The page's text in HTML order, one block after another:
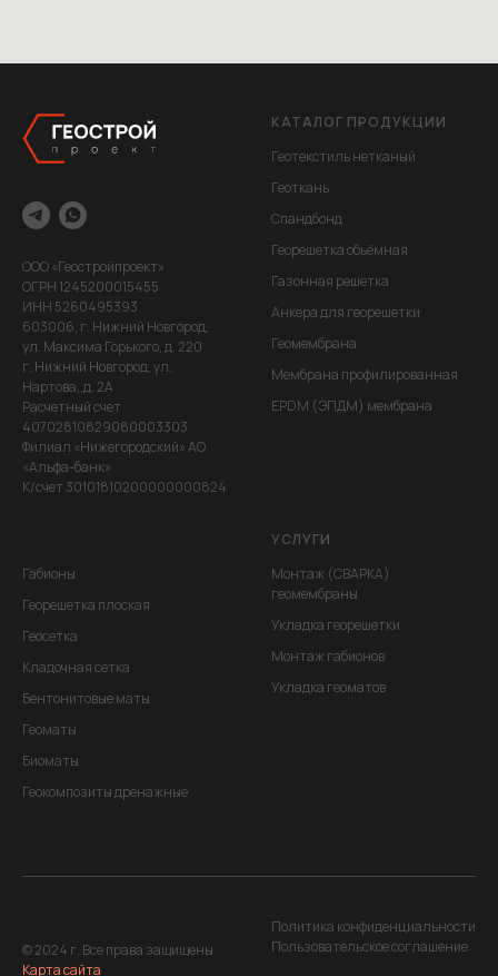
ООО «Геостройпроект»
ОГРН 1245200015455
ИНН 5260495393
603006, г. Нижний Новгород,
ул. Максима Горького, д. 220
г. Нижний Новгород, ул.
Нартова,,д. 2А
Расчетный счет
40702810829080003303
Филиал «Нижегородский» АО
«Альфа-банк»
К/счет 30101810200000000824
КАТАЛОГ ПРОДУКЦИИ
Геотекстиль нетканый
Геоткань
Спандбонд
Георешетка объёмная
Газонная решетка
Анкера для георешетки
Геомембрана
Мембрана профилированная
EPDM (ЭПДМ) мембрана
Габионы
Георешетка плоская
Геосетка
Кладочная сетка
Бентонитовые маты
Геоматы
Биоматы
Геокомпозиты дренажные
УСЛУГИ
Монтаж (СВАРКА)
геомембраны
Укладка георешетки
Монтаж габионов
Укладка геоматов
© 2024 г. Все права защищены
Карта сайта
Политика конфиденциальности
Пользовательское соглашение